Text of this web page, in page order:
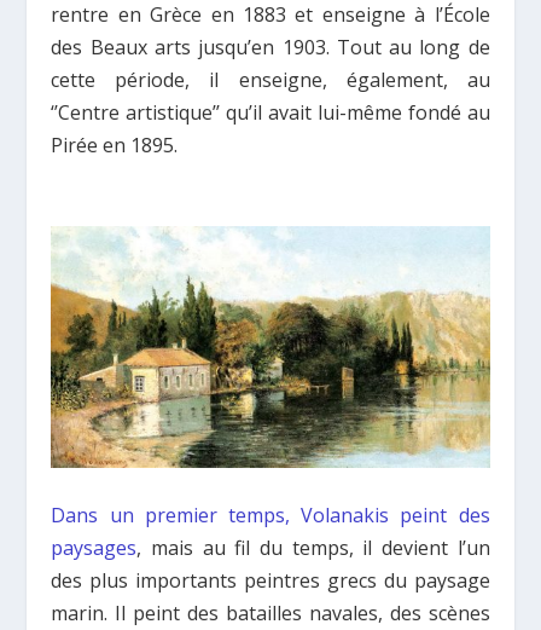
rentre en Grèce en 1883 et enseigne à l’École
des Beaux arts jusqu’en 1903. Tout au long de
cette période, il enseigne, également, au
‘’Centre artistique’’ qu’il avait lui-même fondé au
Pirée en 1895.
Dans un premier temps, Volanakis peint des
paysages, mais au fil du temps, il devient l’un
des plus importants peintres grecs du paysage
marin. Il peint des batailles navales, des scènes